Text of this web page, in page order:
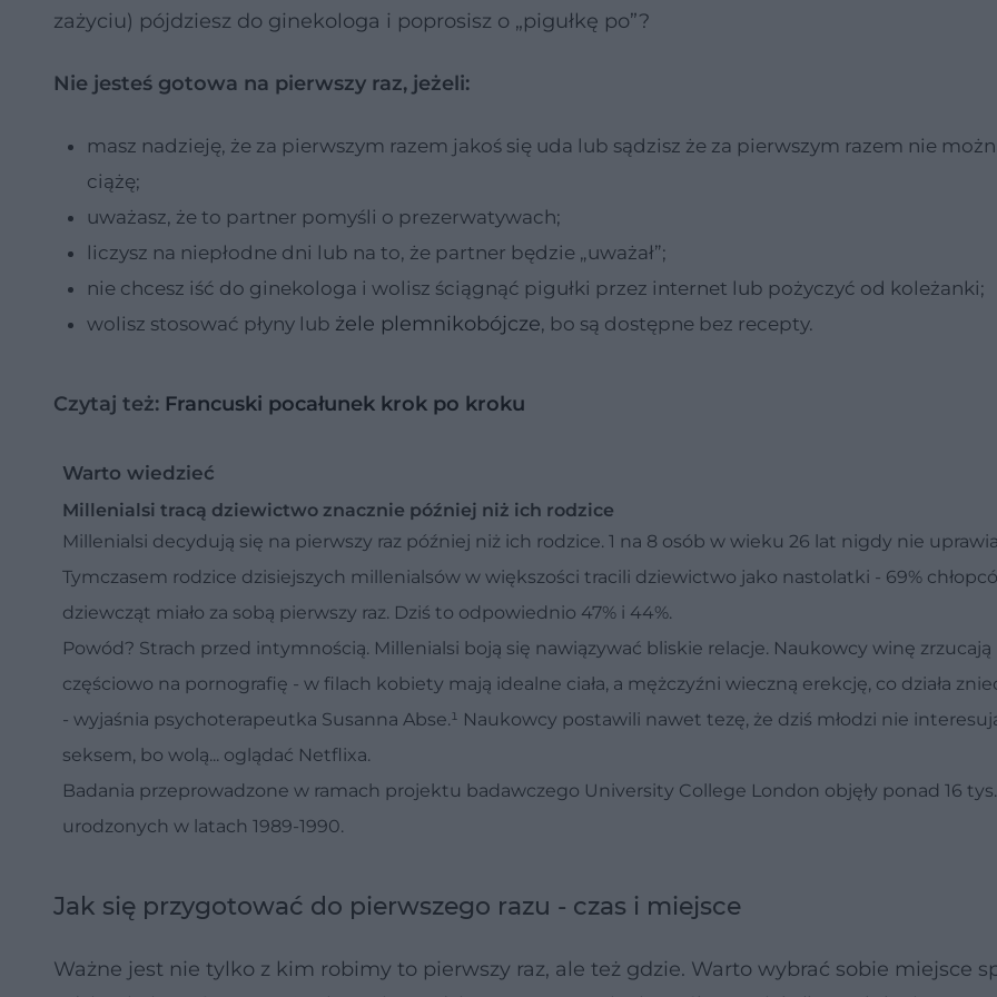
zażyciu) pójdziesz do ginekologa i poprosisz o „pigułkę po”?
Nie jesteś gotowa na pierwszy raz, jeżeli:
masz nadzieję, że za pierwszym razem jakoś się uda lub sądzisz że za pierwszym razem nie
ciążę;
uważasz, że to partner pomyśli o prezerwatywach;
liczysz na niepłodne dni lub na to, że partner będzie „uważał”;
nie chcesz iść do ginekologa i wolisz ściągnąć pigułki przez internet lub pożyczyć od koleżanki;
wolisz stosować płyny lub żele plemnikobójcze, bo są dostępne bez recepty.
Czytaj też: Francuski pocałunek krok po kroku
Warto wiedzieć
Millenialsi tracą dziewictwo znacznie później niż ich rodzice
Millenialsi decydują się na pierwszy raz później niż ich rodzice. 1 na 8 osób w wieku 26 lat nigdy nie
Tymczasem rodzice dzisiejszych millenialsów w większości tracili dziewictwo jako nastolatki - 69%
dziewcząt miało za sobą pierwszy raz. Dziś to odpowiednio 47% i 44%.
Powód? Strach przed intymnością. Millenialsi boją się nawiązywać bliskie relacje. Naukowcy winę zrzucają
częściowo na pornografię - w filach kobiety mają idealne ciała, a mężczyźni wieczną erekcję, co działa
- wyjaśnia psychoterapeutka Susanna Abse.¹ Naukowcy postawili nawet tezę, że dziś młodzi nie
seksem, bo wolą... oglądać Netflixa.
Badania przeprowadzone w ramach projektu badawczego University College London objęły ponad 16
urodzonych w latach 1989-1990.
Jak się przygotować do pierwszego razu - czas i miejsce
Ważne jest nie tylko z kim robimy to pierwszy raz, ale też gdzie. Warto wybrać sobie miejsce